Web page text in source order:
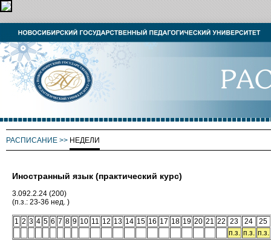
РАСПИСАНИЕ >> НЕДЕЛИ
Иностранный язык (практический курс)
3.092.2.24 (200)
(п.з.: 23-36 нед. )
1 2 3 4 5 6 7 8 9 10 11 12 13 14 15 16 17 18 19 20 21 22 23 24
25
п.з. п.з. п.з.